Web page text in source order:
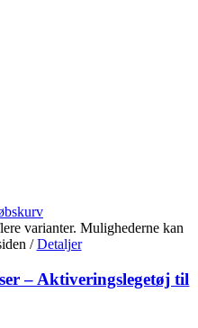
varianter. Mulighederne kan
/ Detaljer
– Aktiveringslegetøj til